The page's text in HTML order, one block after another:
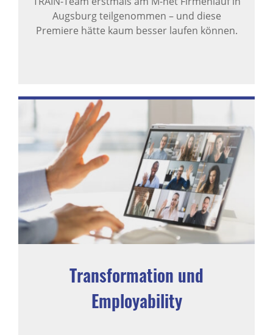
Augsburg teilgenommen – und diese
Premiere hätte kaum besser laufen können.
Transformation und
Employability